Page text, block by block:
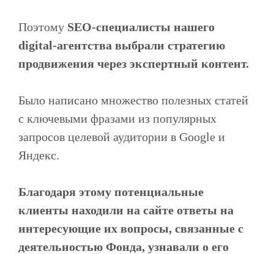
Поэтому SEO-специалисты нашего
digital-агентства выбрали стратегию
продвижения через экспертный контент.
Было написано множество полезных статей
с ключевыми фразами из популярных
запросов целевой аудитории в Google и
Яндекс.
Благодаря этому потенциальные
клиенты находили на сайте ответы на
интересующие их вопросы, связанные с
деятельностью Фонда, узнавали о его